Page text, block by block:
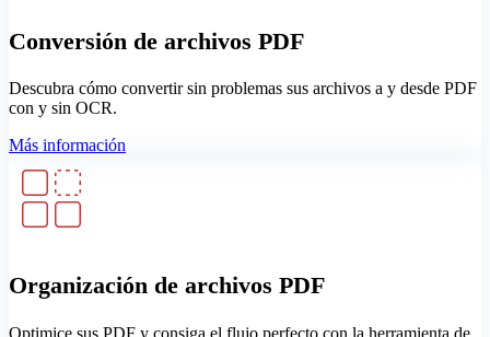
Conversión de archivos PDF
Descubra cómo convertir sin problemas sus archivos a y desde PDF
con y sin OCR.
Más información
Organización de archivos PDF